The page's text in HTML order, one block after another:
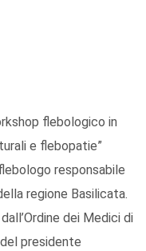
flebologico in
e flebopatie”
responsabile
regione Basilicata.
dei Medici di
presidente